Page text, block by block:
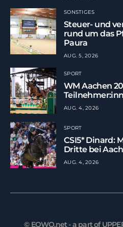
SONSTIGES
Steuer- und
rund um das
Paura
AUG. 5, 2026
SPORT
WM Aachen
AUG. 4, 2026
SPORT
CSI5* Dinard:
Dritte bei
AUG. 4, 2026
© EQWO.net - a part of